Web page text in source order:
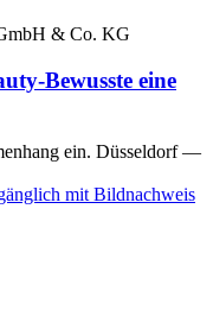
& Co. KG
Bewusste eine
ein. Düsseldorf —